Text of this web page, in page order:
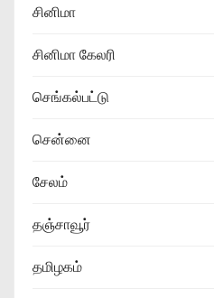
சினிமா
சினிமா கேலரி
செங்கல்பட்டு
சென்னை
சேலம்
தஞ்சாவூர்
தமிழகம்